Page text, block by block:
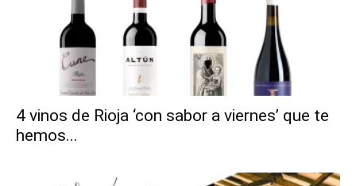
4 vinos de Rioja ‘con sabor a viernes’ que te
hemos...